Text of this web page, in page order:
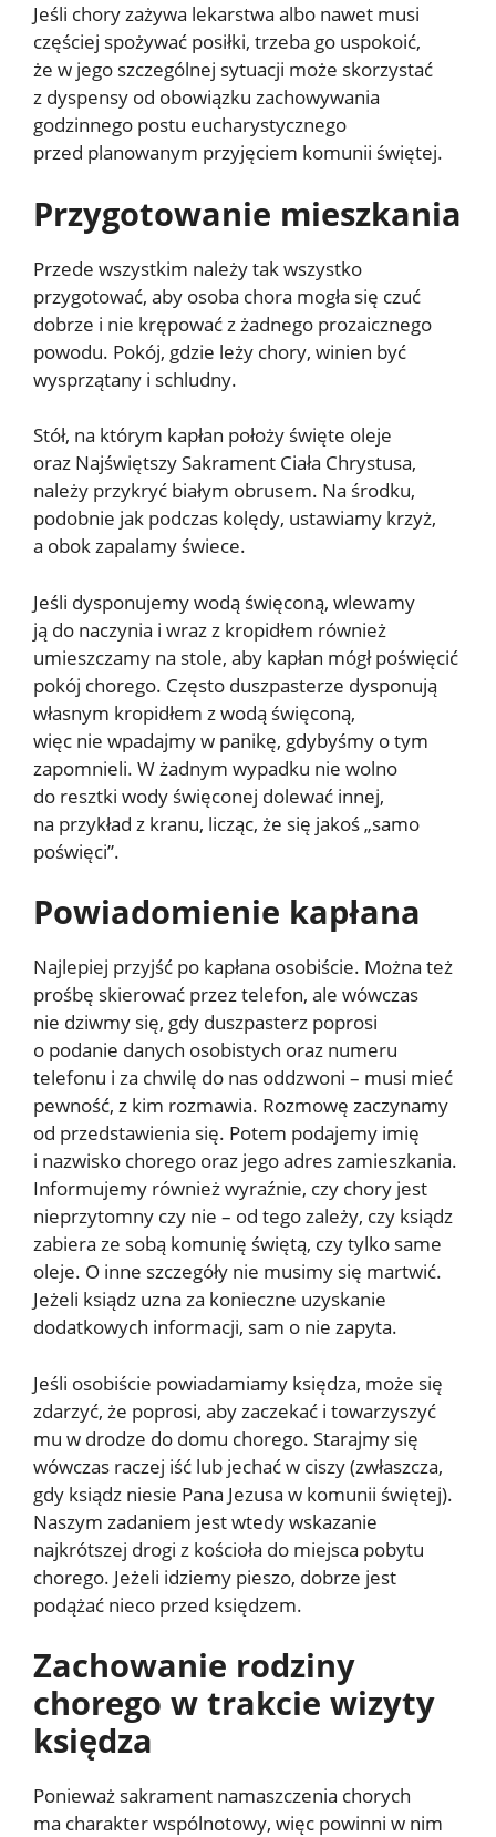
Jeśli chory zażywa lekarstwa albo nawet musi
częściej spożywać posiłki, trzeba go uspokoić,
że w jego szczególnej sytuacji może skorzystać
z dyspensy od obowiązku zachowywania
godzinnego postu eucharystycznego
przed planowanym przyjęciem komunii świętej.
Przygotowanie mieszkania
Przede wszystkim należy tak wszystko
przygotować, aby osoba chora mogła się czuć
dobrze i nie krępować z żadnego prozaicznego
powodu. Pokój, gdzie leży chory, winien być
wysprzątany i schludny.
Stół, na którym kapłan położy święte oleje
oraz Najświętszy Sakrament Ciała Chrystusa,
należy przykryć białym obrusem. Na środku,
podobnie jak podczas kolędy, ustawiamy krzyż,
a obok zapalamy świece.
Jeśli dysponujemy wodą święconą, wlewamy
ją do naczynia i wraz z kropidłem również
umieszczamy na stole, aby kapłan mógł poświęcić
pokój chorego. Często duszpasterze dysponują
własnym kropidłem z wodą święconą,
więc nie wpadajmy w panikę, gdybyśmy o tym
zapomnieli. W żadnym wypadku nie wolno
do resztki wody święconej dolewać innej,
na przykład z kranu, licząc, że się jakoś „samo
poświęci”.
Powiadomienie kapłana
Najlepiej przyjść po kapłana osobiście. Można też
prośbę skierować przez telefon, ale wówczas
nie dziwmy się, gdy duszpasterz poprosi
o podanie danych osobistych oraz numeru
telefonu i za chwilę do nas oddzwoni – musi mieć
pewność, z kim rozmawia. Rozmowę zaczynamy
od przedstawienia się. Potem podajemy imię
i nazwisko chorego oraz jego adres zamieszkania.
Informujemy również wyraźnie, czy chory jest
nieprzytomny czy nie – od tego zależy, czy ksiądz
zabiera ze sobą komunię świętą, czy tylko same
oleje. O inne szczegóły nie musimy się martwić.
Jeżeli ksiądz uzna za konieczne uzyskanie
dodatkowych informacji, sam o nie zapyta.
Jeśli osobiście powiadamiamy księdza, może się
zdarzyć, że poprosi, aby zaczekać i towarzyszyć
mu w drodze do domu chorego. Starajmy się
wówczas raczej iść lub jechać w ciszy (zwłaszcza,
gdy ksiądz niesie Pana Jezusa w komunii świętej).
Naszym zadaniem jest wtedy wskazanie
najkrótszej drogi z kościoła do miejsca pobytu
chorego. Jeżeli idziemy pieszo, dobrze jest
podążać nieco przed księdzem.
Zachowanie rodziny
chorego w trakcie wizyty
księdza
Ponieważ sakrament namaszczenia chorych
ma charakter wspólnotowy, więc powinni w nim